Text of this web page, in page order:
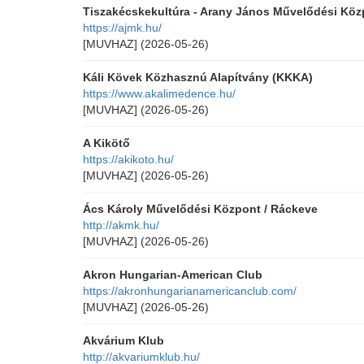
Tiszakécskekultúra - Arany János Művelődési
https://ajmk.hu/
[MUVHAZ] (2026-05-26)
Káli Kövek Közhasznú Alapítvány (KKKA)
https://www.akalimedence.hu/
[MUVHAZ] (2026-05-26)
A Kikötő
https://akikoto.hu/
[MUVHAZ] (2026-05-26)
Ács Károly Művelődési Központ / Ráckeve
http://akmk.hu/
[MUVHAZ] (2026-05-26)
Akron Hungarian-American Club
https://akronhungarianamericanclub.com/
[MUVHAZ] (2026-05-26)
Akvárium Klub
http://akvariumklub.hu/